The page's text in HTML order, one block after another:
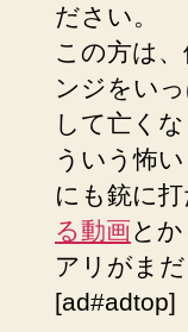
ださい。
この方は
ンジをい
して亡く
ういう怖
にも銃に
る動画と
アリがま
[ad#adtop]